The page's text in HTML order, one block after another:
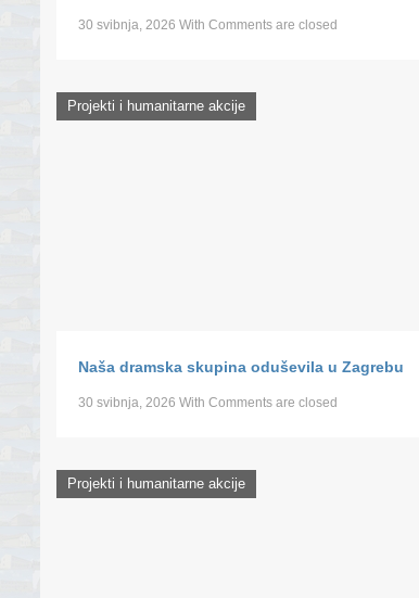
30 svibnja, 2026 With Comments are closed
Projekti i humanitarne akcije
Naša dramska skupina oduševila u Zagrebu
30 svibnja, 2026 With Comments are closed
Projekti i humanitarne akcije